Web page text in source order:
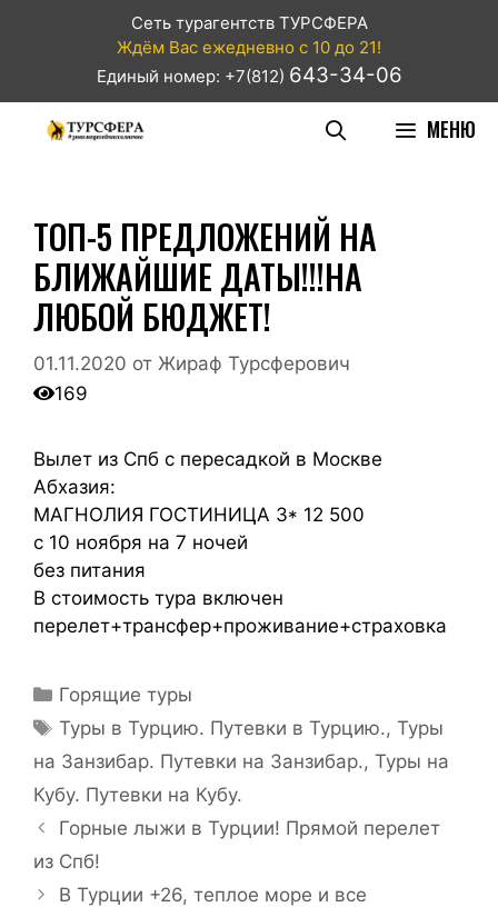
Сеть турагентств ТУРСФЕРА
Ждём Вас ежедневно с 10 до 21!
Единый номер: +7(812) 643-34-06
МЕНЮ
ТОП-5 ПРЕДЛОЖЕНИЙ НА
БЛИЖАЙШИЕ ДАТЫ!!!НА
ЛЮБОЙ БЮДЖЕТ!
01.11.2020 от Жираф Турсферович
169
Вылет из Спб с пересадкой в Москве
Абхазия:
МАГНОЛИЯ ГОСТИНИЦА 3* 12 500
с 10 ноября на 7 ночей
без питания
В стоимость тура включен
перелет+трансфер+проживание+страховка
Горящие туры
Туры в Турцию. Путевки в Турцию.,Туры
на Занзибар. Путевки на Занзибар., Туры на
Кубу. Путевки на Кубу.
Горные лыжи в Турции! Прямой перелет
из Спб!
В Турции +26, теплое море и все